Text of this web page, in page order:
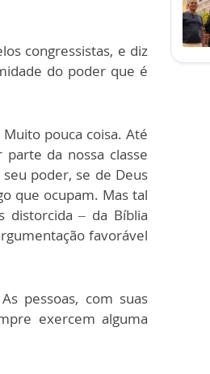
congressistas, e diz
do poder que é
pouca coisa. Até
da nossa classe
poder, se de Deus
que ocupam. Mas tal
distorcida – da Bíblia
favorável
pessoas, com suas
exercem alguma